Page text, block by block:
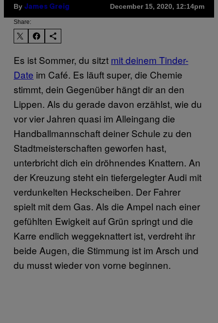
By James Greig December 15, 2020, 12:14pm
Share:
Es ist Sommer, du sitzt mit deinem Tinder-
Date im Café. Es läuft super, die Chemie
stimmt, dein Gegenüber hängt dir an den
Lippen. Als du gerade davon erzählst, wie du
vor vier Jahren quasi im Alleingang die
Handballmannschaft deiner Schule zu den
Stadtmeisterschaften geworfen hast,
unterbricht dich ein dröhnendes Knattern. An
der Kreuzung steht ein tiefergelegter Audi mit
verdunkelten Heckscheiben. Der Fahrer
spielt mit dem Gas. Als die Ampel nach einer
gefühlten Ewigkeit auf Grün springt und die
Karre endlich weggeknattert ist, verdreht ihr
beide Augen, die Stimmung ist im Arsch und
du musst wieder von vorne beginnen.